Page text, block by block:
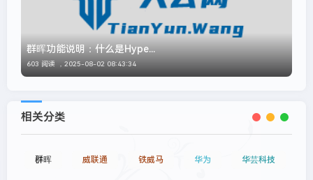
群晖功能说明：什么是Hype...
603 阅读 ， 2025-08-02 08:43:34
相关分类
群晖 威联通 铁威马 华为 华芸科技